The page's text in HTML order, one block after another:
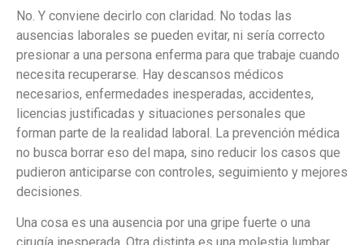
No. Y conviene decirlo con claridad. No todas las
ausencias laborales se pueden evitar, ni sería correcto
presionar a una persona enferma para que trabaje cuando
necesita recuperarse. Hay descansos médicos
necesarios, enfermedades inesperadas, accidentes,
licencias justificadas y situaciones personales que
forman parte de la realidad laboral. La prevención médica
no busca borrar eso del mapa, sino reducir los casos que
pudieron anticiparse con controles, seguimiento y mejores
decisiones.
Una cosa es una ausencia por una gripe fuerte o una